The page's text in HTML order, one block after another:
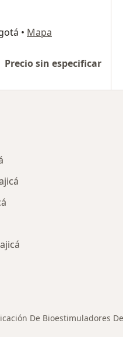
• Mapa
Precio sin especificar
De Bioestimuladores